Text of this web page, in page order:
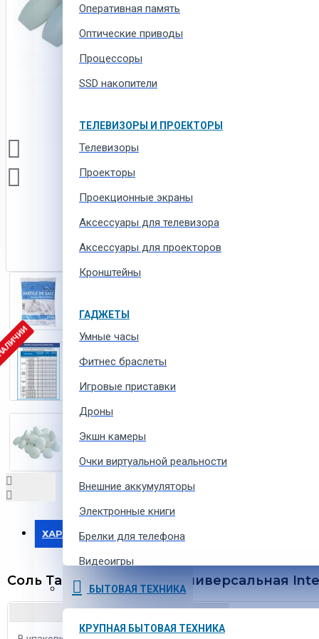
Оперативная память
Оптические приводы
Процессоры
SSD накопители
ТЕЛЕВИЗОРЫ И ПРОЕКТОРЫ
Телевизоры
Проекторы
Проекционные экраны
Aксессуары для телевизора
Аксессуары для проекторов
Кронштейны
ГАДЖЕТЫ
Умные часы
Фитнес браслеты
Игровые приставки
Дроны
Экшн камеры
Очки виртуальной реальности
Внешние аккумуляторы
Электронные книги
Брелки для телефона
Видеоигры
Ремешки для умных часов
Аксессуары для экшн-камер
БЫТОВАЯ ТЕХНИКА
КРУПНАЯ БЫТОВАЯ ТЕХНИКА
ХАРАКТЕРИСТИКИ
Соль Таблетированная Универсальная